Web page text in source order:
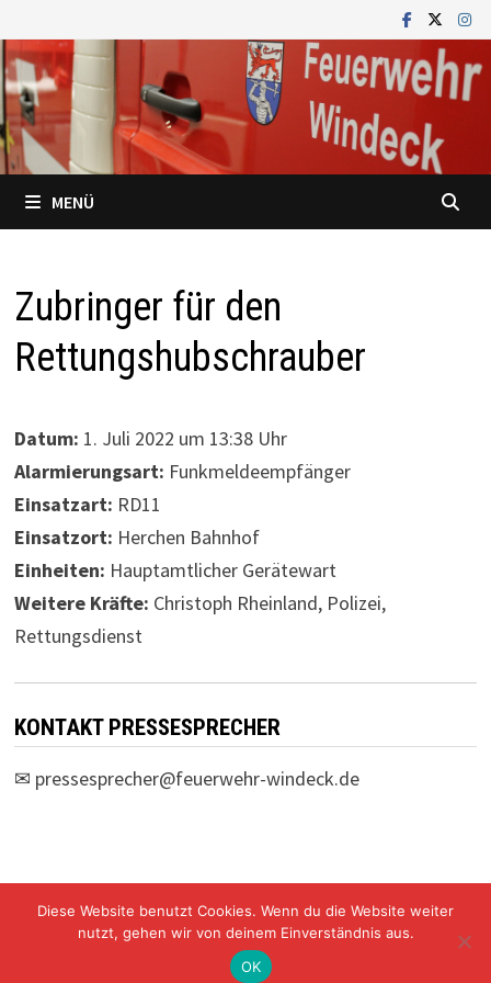
Inhalt
springen
MENÜ
Zubringer für den
Rettungshubschrauber
Datum: 1. Juli 2022 um 13:38 Uhr
Alarmierungsart: Funkmeldeempfänger
Einsatzart: RD11
Einsatzort: Herchen Bahnhof
Einheiten: Hauptamtlicher Gerätewart
Weitere Kräfte: Christoph Rheinland, Polizei,
Rettungsdienst
KONTAKT PRESSESPRECHER
✉ pressesprecher@feuerwehr-windeck.de
Freiwillige Feuerwehr Windeck Mit Stolz präsentiert von
Diese Website benutzt Cookies. Wenn du die Website weiter
nutzt, gehen wir von deinem Einverständnis aus.
OK